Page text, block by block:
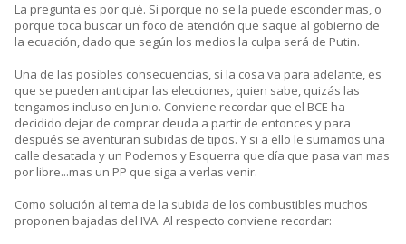
La pregunta es por qué. Si porque no se la puede esconder mas, o
porque toca buscar un foco de atención que saque al gobierno de
la ecuación, dado que según los medios la culpa será de Putin.
Una de las posibles consecuencias, si la cosa va para adelante, es
que se pueden anticipar las elecciones, quien sabe, quizás las
tengamos incluso en Junio. Conviene recordar que el BCE ha
decidido dejar de comprar deuda a partir de entonces y para
después se aventuran subidas de tipos. Y si a ello le sumamos una
calle desatada y un Podemos y Esquerra que día que pasa van mas
por libre...mas un PP que siga a verlas venir.
Como solución al tema de la subida de los combustibles muchos
proponen bajadas del IVA. Al respecto conviene recordar: